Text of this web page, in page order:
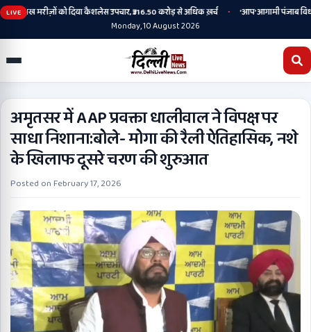
LIVE
लाख मरीज़ों को दिया कैशलेस उपचार, ₹316.50 करोड़ से अधिक ख़र्च •
‘आप’ आगामी पंजाब
Monday, 10 August 2026
अमृतसर में AAP प्रवक्ता धालीवाल ने विपक्ष पर
साधा निशाना:बोले- मोगा की रैली ऐतिहासिक, नशे
के खिलाफ दूसरे चरण की शुरुआत
Posted onFebruary 17, 2026